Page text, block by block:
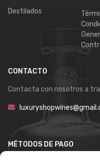
Destilados
CONTACTO
Contacta con nosotros a
MÉTODOS DE PAGO